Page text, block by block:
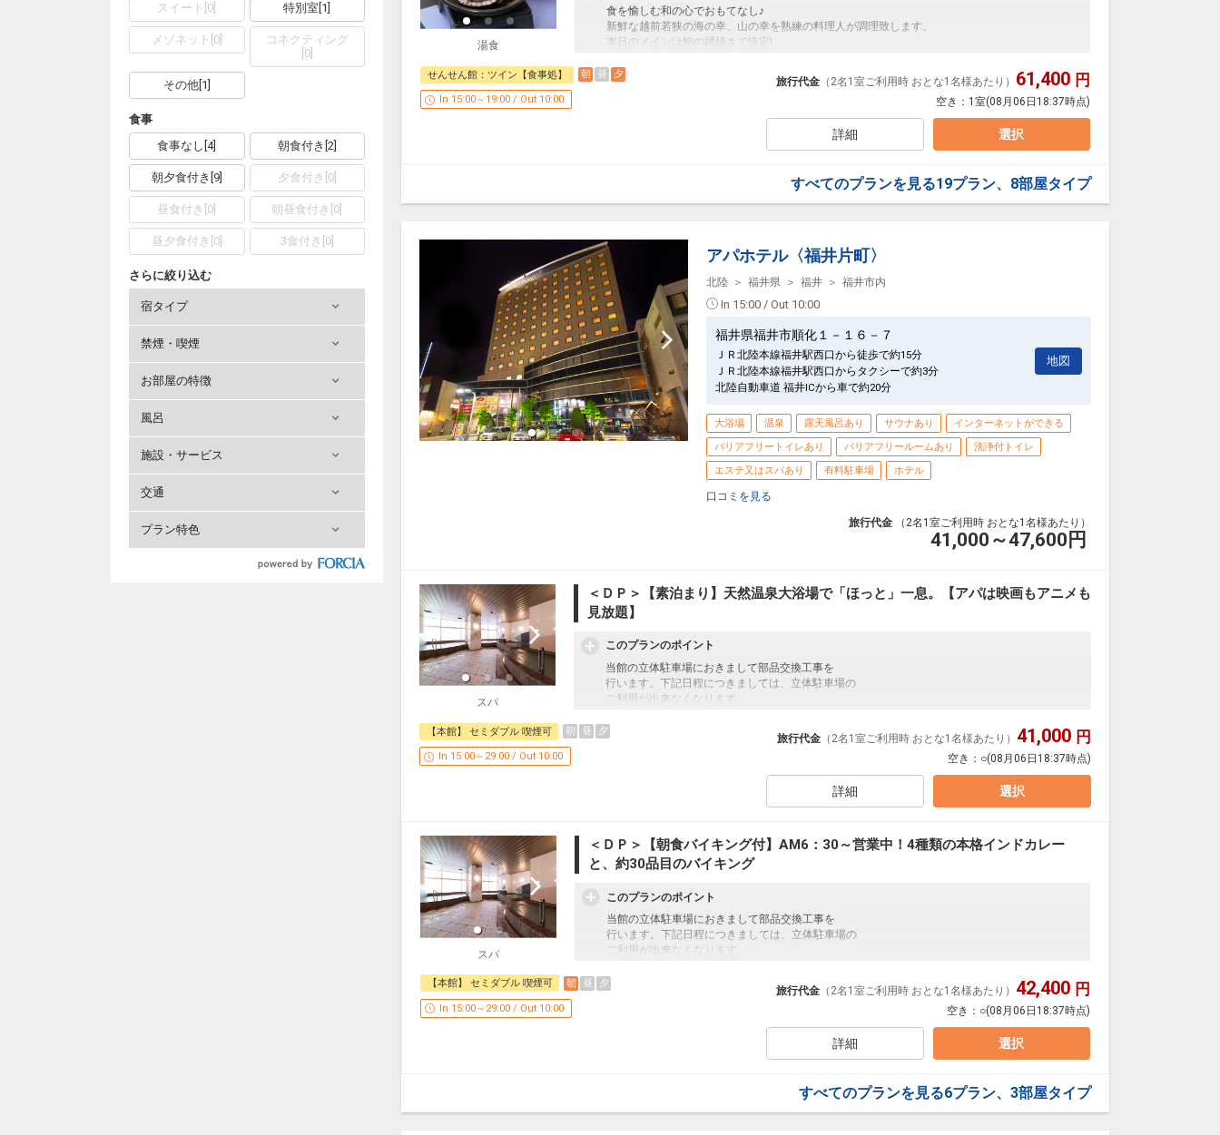
スイート 0 特別室 1
メゾネット 0]
コネクティング
0]
その他[ 1
食事
食事なし [4] 朝食付き 2]
朝夕食付き 9] 夕食付き 0]
昼食付き 0 朝昼食付き 0
昼夕食付き 0] 3食付き 0]
さらに絞り込む
宿タイプ
禁煙・喫煙
お部屋の特徴
風呂
施設・サービス
交通
プラン特色
朝食：和食（白米は福井県産コシヒカリ）
バイキングもいいけれど、つくりたての和朝食が温泉旅館の醍醐味です。
当宿からのご提案「健康な1日のスタートには欠かせない朝食は元気の源♪」
朝ご飯を食べて元気な1日のスタートをきりましょう♪
開放感いっぱい、木々の緑につつまれ森林浴も楽しめる
男女合わせて500坪の贅沢な源泉大浴場「千のこぼれ湯」
女性のお風呂は、バラエティ豊な露天風呂♪
北陸屈指の品揃え！15種類超えのシャンプーバーが人気（女性風呂限定）
男性のお風呂は、ゆったり豪快に♪
◆ご宿泊の全てのお客様が対象
・温泉たまご作りの無料体験（15:00～19:00）
・ドリンクの無料サービス（7:00～10:00、14:00～18:00）
※1階の喫茶コーナーにてセルフサービス
～珈琲、カフェオレ、紅茶、ミルクティー、ココア、ソフトドリンク等～
～食事前、出発前にゆったりしたひと時をお過ごしくださいませ♪～
設定期間：2022年1月19日～2027年1月31日
インターネットコース番号：DP-2-200000010437
湯食
食を愉しむ和の心でおもてなし♪
新鮮な越前若狭の海の幸、山の幸を熟練の料理人が調理致します。
本日のメインは鮑の踊焼きで決定!
夕食：活鮑踊焼付き会席（料理写真はイメージ）
(一例)前菜、造里、酢物、鮑踊焼、替皿、揚物、蒸物、ご飯、デザート
※メイン以外の料理内容は当日の仕入れ状況により異なります。
朝食：和食（白米は福井県産コシヒカリ）
バイキングもいいけれど、つくりたての和朝食が温泉旅館の醍醐味です。
温かいお味噌汁と共に、日本の朝ご飯をお楽しみ頂きます。
当宿からのご提案「健康な1日のスタートには欠かせない朝食は元気の源♪」
朝ご飯を食べて元気な1日のスタートをきりましょう♪
◆日本の宿の贅沢といえば！お風呂
開放感いっぱい、木々の緑につつまれ森林浴も楽しめる
男女合わせて500坪の贅沢な源泉大浴場「千のこぼれ湯」
源泉大浴場「千のこぼれ湯」は北陸最大級スケールです。
女性のお風呂は、バラエティ豊な露天風呂♪
北陸屈指の品揃え！15種類超えのシャンプーバーが人気（女性風呂限定）
男性のお風呂は、ゆったり豪快に♪
まわりを気にしない仕切りのある洗い場は男女各35箇所
◆ご宿泊の全てのお客様が対象
・温泉たまご作りの無料体験（15:00～19:00）
・ドリンクの無料サービス（7:00～10:00、14:00～18:00）
～珈琲、カフェオレ、紅茶、ミルクティー、ココア、ソフトドリンク等～
～食事前、出発前にゆったりしたひと時をお過ごしくださいませ♪～
インターネットコース番号：DP-2-200000000027
せんせん館：ツイン【食事処】 朝 昼 夕
In 15:00～19:00 / Out 10:00
旅行代金 （2名1室ご利用時 おとな1名様あたり） 61,400 円
空き： 1室(08月06日18:37時点)
詳細 選択
すべてのプランを見る19プラン、8部屋タイプ
アパホテル〈福井片町〉
北陸 福井県 福井 福井市内
In 15:00 / Out 10:00
福井県福井市順化１－１６－７
ＪＲ北陸本線福井駅西口から徒歩で約15分
ＪＲ北陸本線福井駅西口からタクシーで約3分
北陸自動車道 福井ICから車で約20分
地図
大浴場 温泉 露天風呂あり サウナあり
インターネットができる
バリアフリートイレあり
バリアフリールームあり
洗浄付トイレ
エステ又はスパあり
有料駐車場 ホテル
口コミを見る
旅行代金 （2名1室ご利用時 おとな1名様あたり）
41,000～47,600 円
スパ
＜ＤＰ＞【素泊まり】天然温泉大浴場で「ほっと」一息。【アパは映画もアニメも
見放題】
このプランのポイント
当館の立体駐車場におきまして部品交換工事を
行います。下記日程につきましては、立体駐車場の
ご利用が出来なくなります。
コインパーキングをご案内いたします。
お客様には大変ご迷惑をおかけいたしますが、
2026年1月12日（月）、1月13日（火）、1月14日（水）、1月20日（火）計4日間
※作業時間以外のご利用は可能です。
【大浴場について】
6:00～24：00で営業致します。
営業終了10分前よりご入場が出来なくなりますので注意くださいませ。タオルはお部屋よりお持
ち下さいませ。
皆様のご利用をお待ちしております。
【駐車場について】
※駐車場ご利用のお客様は、1泊1，100円(税込)申し受けます。
満車の際はコインパーキングへお客様ご負担で駐車をお願い致します。
全室デュべカバー（ふんわりやわらか高級羽毛布団）完備
全室温水洗浄便座完備
【本館】 セミダブル 喫煙可 朝 昼 夕
In 15:00～29:00 / Out 10:00
旅行代金 （2名1室ご利用時 おとな1名様あたり） 41,000 円
空き： ○(08月06日18:37時点)
詳細 選択
スパ
＜ＤＰ＞【朝食バイキング付】AM6：30～営業中！4種類の本格インドカレー
と、約30品目のバイキング
このプランのポイント
当館の立体駐車場におきまして部品交換工事を
行います。下記日程につきましては、立体駐車場の
ご利用が出来なくなります。
コインパーキングをご案内いたします。
お客様には大変ご迷惑をおかけいたしますが、
2026年1月12日（月）、1月13日（火）、1月14日（水）、1月20日（火）計4日間
【本館】 セミダブル 喫煙可 朝 昼 夕
In 15:00～29:00 / Out 10:00
旅行代金 （2名1室ご利用時 おとな1名様あたり） 42,400 円
空き： ○(08月06日18:37時点)
詳細 選択
すべてのプランを見る6プラン、3部屋タイプ